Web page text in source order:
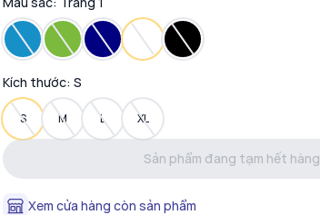
Kích thước: S
S M L XL
Sản phẩm đang tạm hết hàng
Xem cửa hàng còn sản phẩm